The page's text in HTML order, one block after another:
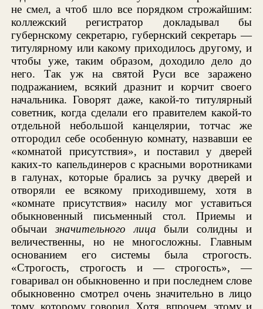
не смел, а чтоб шло все порядком строжайшим:
коллежский регистратор докладывал бы
губернскому секретарю, губернский секретарь —
титулярному или какому приходилось другому, и
чтобы уже, таким образом, доходило дело до
него. Так уж на святой Руси все заражено
подражанием, всякий дразнит и корчит своего
начальника. Говорят даже, какой-то титулярный
советник, когда сделали его правителем какой-то
отдельной небольшой канцелярии, тотчас же
отгородил себе особенную комнату, назвавши ее
«комнатой присутствия», и поставил у дверей
каких-то капельдинеров с красными воротниками
в галунах, которые брались за ручку дверей и
отворяли ее всякому приходившему, хотя в
«комнате присутствия» насилу мог уставиться
обыкновенный письменный стол. Приемы и
обычаизначительного лица были солидны и
величественны, но не многосложны. Главным
основанием его системы была строгость.
«Строгость, строгость и — строгость», —
говаривал он обыкновенно и при последнем слове
обыкновенно смотрел очень значительно в лицо